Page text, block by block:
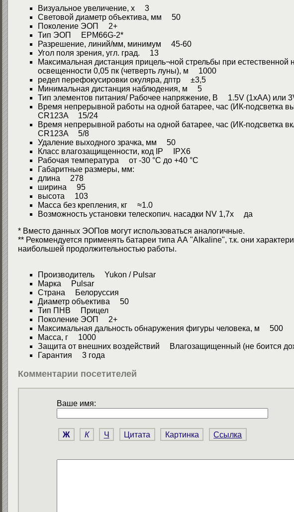
Визуальное увеличение, х 3
Световой диаметр объектива, мм 50
Поколение ЭОП 2+
Тип ЭОП EPM66G-2*
Разрешение, линий/мм, минимум 45-60
Угол поля зрения, угл. град. 13
Максимальная дистанция прицель¬ной стрельбы при естественной
освещенности 0,05 пк (четверть луны), м 1000
редел перефокусировки окуляра, дптр ±3,5
Минимальная дистанция наблюдения, м 5
Тип элементов питания/ Рабочее напряжение, В 1.5V (1хАА) или
Время непрерывной работы на одной батарее, час (ИК-подсветка
CR123A 15/24
Время непрерывной работы на одной батарее, час (ИК-подсветка
CR123A 5/8
Удаление выходного зрачка, мм 50
Класс влагозащищенности, код IP IPX6
Рабочая температура от -30 °С до +40 °С
Габаритные размеры, мм:
длина 278
ширина 95
высота 103
Масса без крепления, кг ≈1.0
Возможность установки телескопич. насадки NV 1,7х да
* Вместо данных ЭОПов могут использоваться аналогичные.
** Рекомендуется применять батареи типа АА "Alkaline", т.к. они
наибольшей продолжительностью работы.
Производитель Yukon / Pulsar
Марка Pulsar
Страна Белоруссия
Диаметр объектива 50
Тип ПНВ Прицел
Поколение ЭОП 2+
Максимальная дальность обнаружения фигуры человека, м 500
Масса, г 1000
Защита от внешних воздействий Влагозащищенный (не боится
Гарантия 3 года
Комментарии посетителей
Ваше имя:
Ж К Ч Цитата Картинка Ссылка